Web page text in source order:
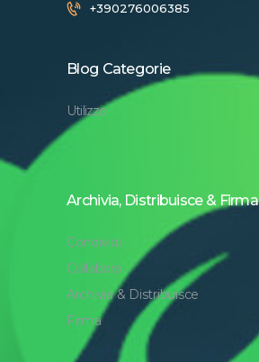
+390276006385
Blog Categorie
Utilizzo
Archivia, Distribuisce & Firma
Condividi
Collabora
Archivia & Distribuisce
Firma